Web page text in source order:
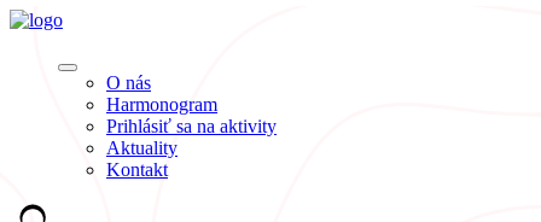
O nás
Harmonogram
Prihlásiť sa na aktivity
Aktuality
Kontakt